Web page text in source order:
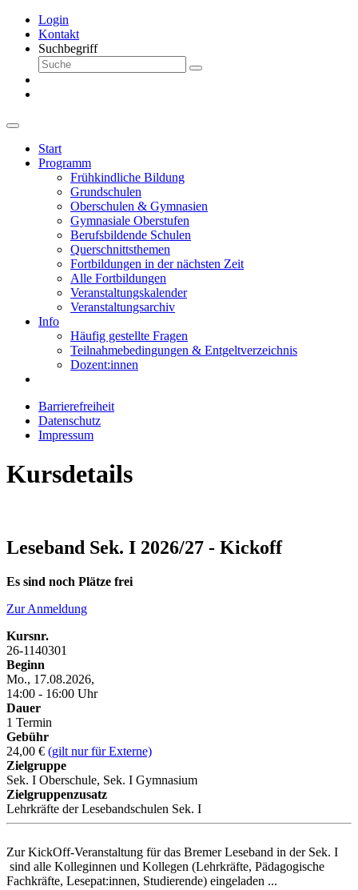
Login
Kontakt
Suchbegriff
Start
Programm
Frühkindliche Bildung
Grundschulen
Oberschulen & Gymnasien
Gymnasiale Oberstufen
Berufsbildende Schulen
Querschnittsthemen
Fortbildungen in der nächsten Zeit
Alle Fortbildungen
Veranstaltungskalender
Veranstaltungsarchiv
Info
Häufig gestellte Fragen
Teilnahmebedingungen & Entgeltverzeichnis
Dozent:innen
Barrierefreiheit
Datenschutz
Impressum
Kursdetails
Leseband Sek. I 2026/27 - Kickoff
Es sind noch Plätze frei
Zur Anmeldung
Kursnr.
26-1140301
Beginn
Mo., 17.08.2026,
14:00 - 16:00 Uhr
Dauer
1 Termin
Gebühr
24,00 € (gilt nur für Externe)
Zielgruppe
Sek. I Oberschule, Sek. I Gymnasium
Zielgruppenzusatz
Lehrkräfte der Lesebandschulen Sek. I
Zur KickOff-Veranstaltung für das Bremer Leseband in der Sek. I
sind alle Kolleginnen und Kollegen (Lehrkräfte, Pädagogische
Fachkräfte, Lesepat:innen, Studierende) eingeladen ...